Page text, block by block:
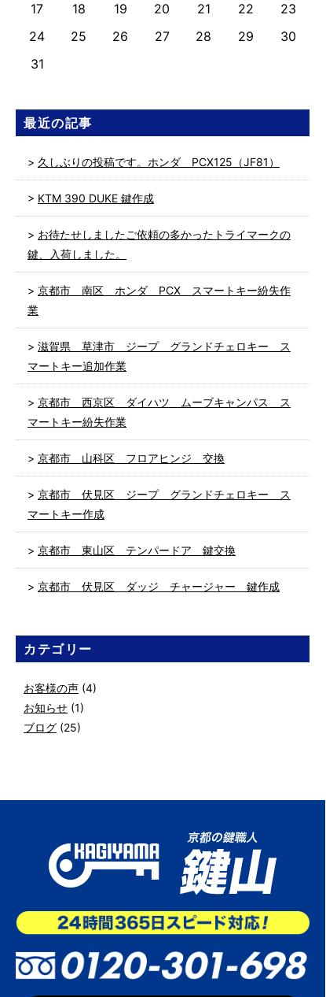
17
18 19 20 21 22
23
24
25 26 27 28 29
30
31
最近の記事
久しぶりの投稿です。ホンダ PCX125（JF81）
KTM 390 DUKE 鍵作成
お待たせしましたご依頼の多かったトライマークの
鍵、入荷しました。
京都市 南区 ホンダ PCX スマートキー紛失作
業
滋賀県 草津市 ジープ グランドチェロキー ス
マートキー追加作業
京都市 西京区 ダイハツ ムーブキャンパス ス
マートキー紛失作業
京都市 山科区 フロアヒンジ 交換
京都市 伏見区 ジープ グランドチェロキー ス
マートキー作成
京都市 東山区 テンパードア 鍵交換
京都市 伏見区 ダッジ チャージャー 鍵作成
カテゴリー
お客様の声 (4)
お知らせ (1)
ブログ (25)